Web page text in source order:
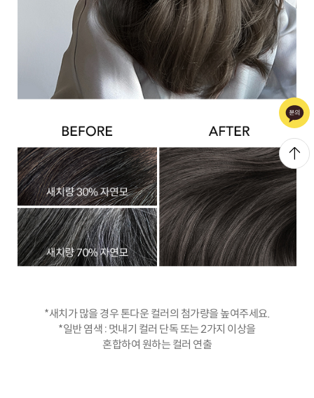
*새치가 많을 경우 톤다운 컬러의 첨가량을 높여주세요.
*일반 염색 : 멋내기 컬러 단독 또는 2가지 이상을
혼합하여 원하는 컬러 연출